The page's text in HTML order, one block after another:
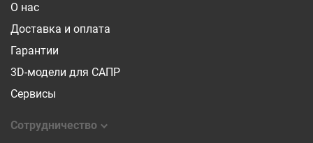
О нас
Доставка и оплата
Гарантии
3D-модели для САПР
Сервисы
Сотрудничество